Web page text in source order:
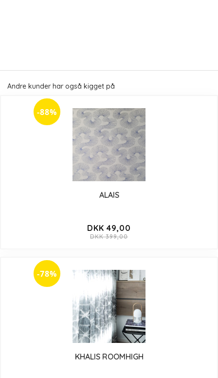
Andre kunder har også kigget på
-88%
ALAIS
DKK 49,00
DKK 399,00
-78%
KHALIS ROOMHIGH